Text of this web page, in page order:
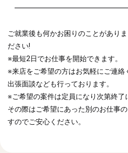
ご就業後も何かお困りのことがあり
ださい!
※最短2日でお仕事を開始できます。
※来店をご希望の方はお気軽にご連絡
出張面談なども行っております。
※ご希望の案件は定員になり次第終了
その際はご希望にあった別のお仕事
すのでご安心ください。